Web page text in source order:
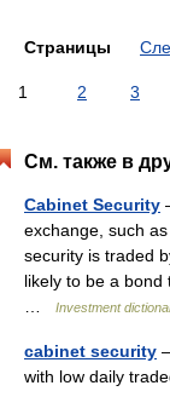
Страницы
1 2 3
См. также в
Cabinet Security
exchange, such
security is traded
likely to be a bond
Investment
cabinet security
with low daily